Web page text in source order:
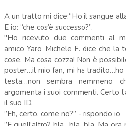
A un tratto mi dice:“Ho il sangue
E io: “che cos’è successo?”.
"Ho ricevuto due commenti al
amico Yaro. Michele F. dice che la
cose. Ma cosa cozza! Non è
poster…il mio fan, mi ha tradito…ho
testa…non sembra nemmeno
argomenta i suoi commenti. Certo
il suo ID.
”Eh, certo, come no?” - rispondo io